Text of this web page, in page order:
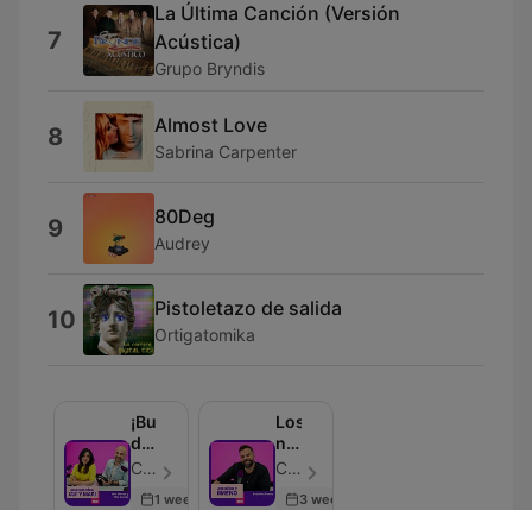
7
La Última Canción (Versión
Acústica)
Grupo Bryndis
8 Almost Love
Sabrina Carpenter
9 80Deg
Audrey
10 Pistoletazo de salida
Ortigatomika
¡Buenos
días,
Javi
CADENA 100 - 單集 20
1 week ago
Los
niños
y
Jimeno
CADENA 100 - 單集 20
3 weeks ago